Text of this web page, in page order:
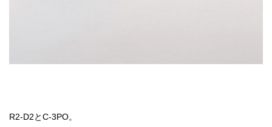
R2-D2とC-3PO。